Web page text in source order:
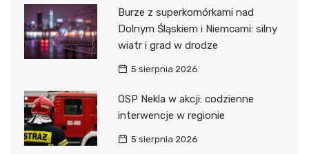
Burze z superkomórkami nad
Dolnym Śląskiem i Niemcami: silny
wiatr i grad w drodze
5 sierpnia 2026
OSP Nekla w akcji: codzienne
interwencje w regionie
5 sierpnia 2026